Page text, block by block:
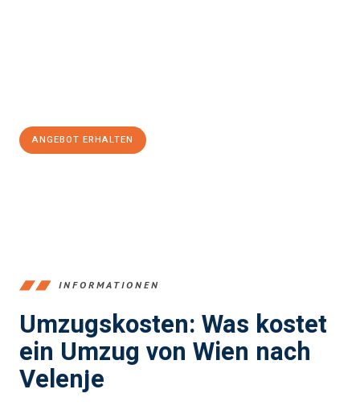
ANGEBOT ERHALTEN
INFORMATIONEN
Umzugskosten: Was kostet
ein Umzug von Wien nach
Velenje